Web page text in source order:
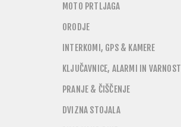
MOTO PRTLJAGA
ORODJE
INTERKOMI, GPS & KAMERE
KLJUČAVNICE, ALARMI IN VARNOST
PRANJE & ČIŠČENJE
DVIZNA STOJALA